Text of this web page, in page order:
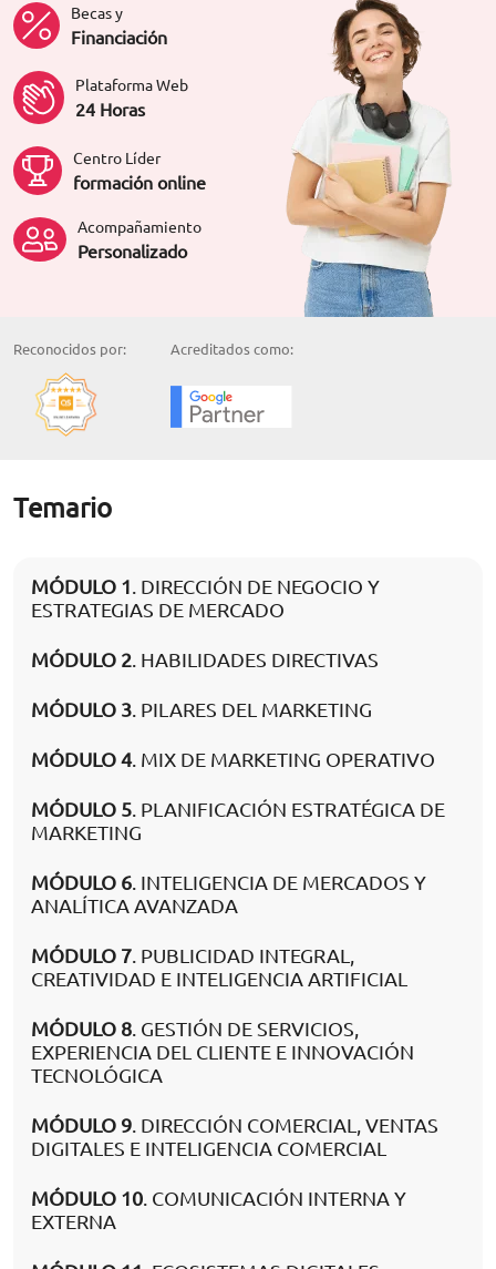
Becas y
Financiación
Plataforma Web
24 Horas
Centro Líder
formación online
Acompañamiento
Personalizado
Reconocidos por: Acreditados como:
Temario
MÓDULO 1. DIRECCIÓN DE NEGOCIO Y
ESTRATEGIAS DE MERCADO
MÓDULO 2. HABILIDADES DIRECTIVAS
MÓDULO 3. PILARES DEL MARKETING
MÓDULO 4. MIX DE MARKETING OPERATIVO
MÓDULO 5. PLANIFICACIÓN ESTRATÉGICA DE
MARKETING
MÓDULO 6. INTELIGENCIA DE MERCADOS Y
ANALÍTICA AVANZADA
MÓDULO 7. PUBLICIDAD INTEGRAL,
CREATIVIDAD E INTELIGENCIA ARTIFICIAL
MÓDULO 8. GESTIÓN DE SERVICIOS,
EXPERIENCIA DEL CLIENTE E INNOVACIÓN
TECNOLÓGICA
MÓDULO 9. DIRECCIÓN COMERCIAL, VENTAS
DIGITALES E INTELIGENCIA COMERCIAL
MÓDULO 10. COMUNICACIÓN INTERNA Y
EXTERNA